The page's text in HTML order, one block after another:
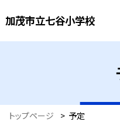
加茂市立七谷小学校
トップページ > 予定